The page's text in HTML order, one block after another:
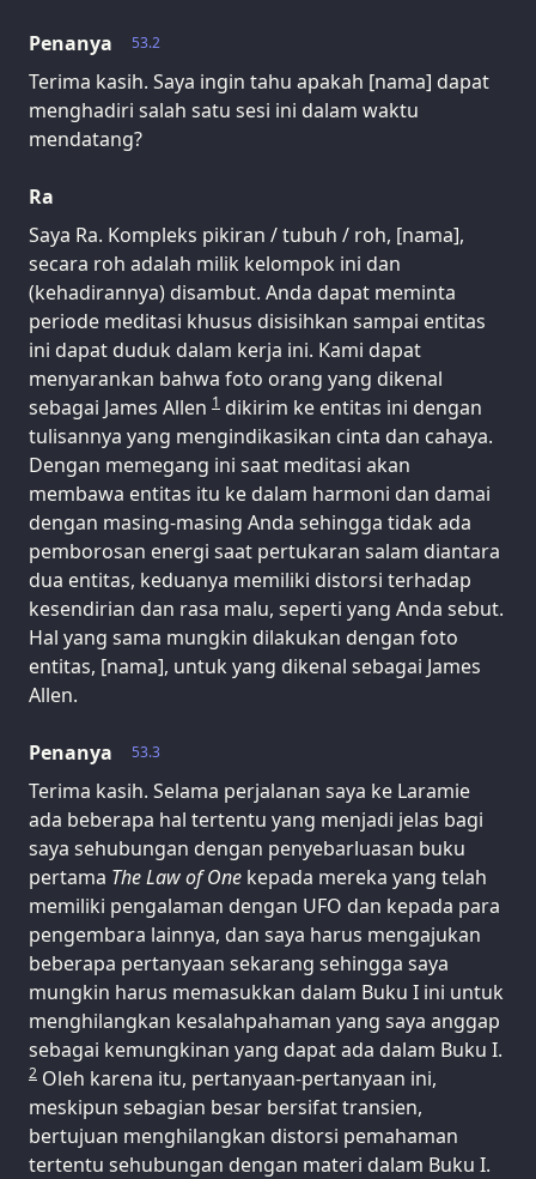
53.2
Penanya
Terima kasih. Saya ingin tahu apakah [nama] dapat
menghadiri salah satu sesi ini dalam waktu
mendatang?
Ra
Saya Ra. Kompleks pikiran / tubuh / roh, [nama],
secara roh adalah milik kelompok ini dan
(kehadirannya) disambut. Anda dapat meminta
periode meditasi khusus disisihkan sampai entitas
ini dapat duduk dalam kerja ini. Kami dapat
menyarankan bahwa foto orang yang dikenal
sebagai James Allen 1 dikirim ke entitas ini dengan
tulisannya yang mengindikasikan cinta dan cahaya.
Dengan memegang ini saat meditasi akan
membawa entitas itu ke dalam harmoni dan damai
dengan masing-masing Anda sehingga tidak ada
pemborosan energi saat pertukaran salam diantara
dua entitas, keduanya memiliki distorsi terhadap
kesendirian dan rasa malu, seperti yang Anda sebut.
Hal yang sama mungkin dilakukan dengan foto
entitas, [nama], untuk yang dikenal sebagai James
Allen.
53.3
Penanya
Terima kasih. Selama perjalanan saya ke Laramie
ada beberapa hal tertentu yang menjadi jelas bagi
saya sehubungan dengan penyebarluasan buku
pertama The Law of One kepada mereka yang telah
memiliki pengalaman dengan UFO dan kepada para
pengembara lainnya, dan saya harus mengajukan
beberapa pertanyaan sekarang sehingga saya
mungkin harus memasukkan dalam Buku I ini untuk
menghilangkan kesalahpahaman yang saya anggap
sebagai kemungkinan yang dapat ada dalam Buku I.
2 Oleh karena itu, pertanyaan-pertanyaan ini,
meskipun sebagian besar bersifat transien,
bertujuan menghilangkan distorsi pemahaman
tertentu sehubungan dengan materi dalam Buku I.